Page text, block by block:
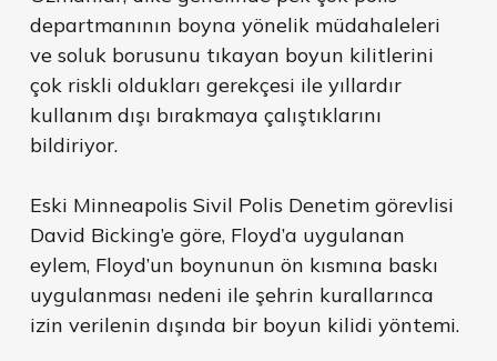
departmanının boyna yönelik müdahaleleri
ve soluk borusunu tıkayan boyun kilitlerini
çok riskli oldukları gerekçesi ile yıllardır
kullanım dışı bırakmaya çalıştıklarını
bildiriyor.
Eski Minneapolis Sivil Polis Denetim görevlisi
David Bicking’e göre, Floyd’a uygulanan
eylem, Floyd’un boynunun ön kısmına baskı
uygulanması nedeni ile şehrin kurallarınca
izin verilenin dışında bir boyun kilidi yöntemi.